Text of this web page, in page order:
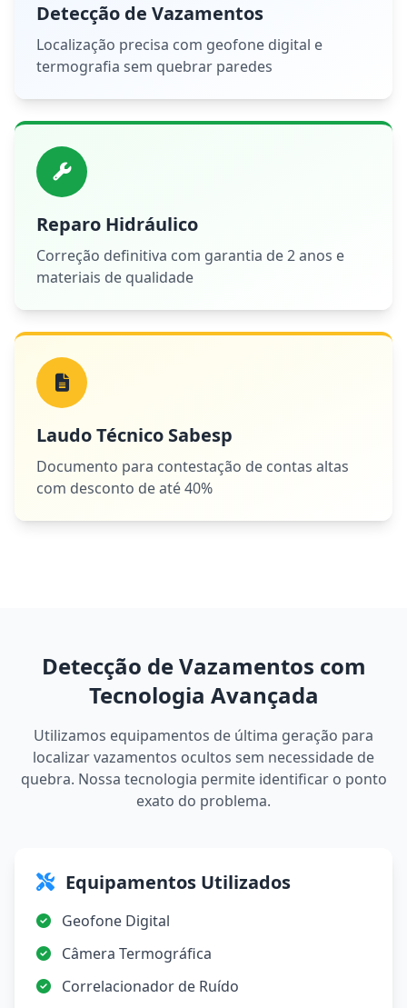
Detecção de Vazamentos
Localização precisa com geofone digital e
termografia sem quebrar paredes
Reparo Hidráulico
Correção definitiva com garantia de 2 anos e
materiais de qualidade
Laudo Técnico Sabesp
Documento para contestação de contas altas
com desconto de até 40%
Detecção de Vazamentos com
Tecnologia Avançada
Utilizamos equipamentos de última geração para
localizar vazamentos ocultos sem necessidade de
quebra. Nossa tecnologia permite identificar o ponto
exato do problema.
Equipamentos Utilizados
Geofone Digital
Câmera Termográfica
Correlacionador de Ruído